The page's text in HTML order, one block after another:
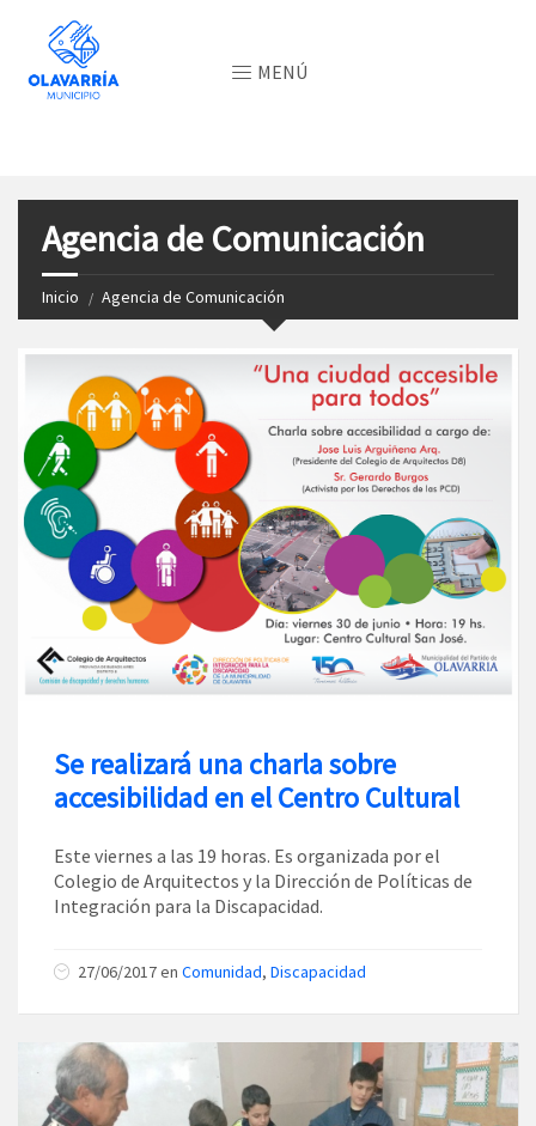
MENÚ
Agencia de Comunicación
Inicio Agencia de Comunicación
Se realizará una charla sobre
accesibilidad en el Centro Cultural
Este viernes a las 19 horas. Es organizada por el
Colegio de Arquitectos y la Dirección de Políticas de
Integración para la Discapacidad.
27/06/2017en Comunidad, Discapacidad